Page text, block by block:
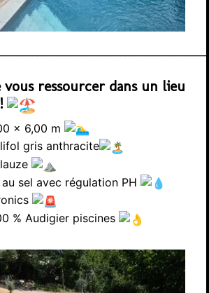
vous ressourcer dans un lieu
x 6,00 m
gris anthracite
sel avec régulation PH
% Audigier piscines